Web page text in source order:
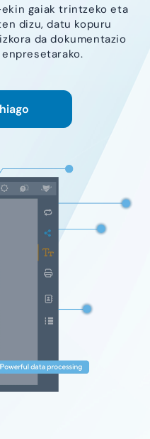
gaiak trintzeko eta
dizu, datu kopuru
da dokumentazio